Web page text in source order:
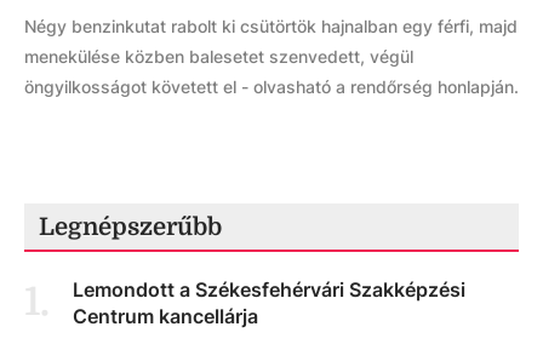
Négy benzinkutat rabolt ki csütörtök hajnalban egy férfi, majd
menekülése közben balesetet szenvedett, végül
öngyilkosságot követett el - olvasható a rendőrség honlapján.
Legnépszerűbb
1.
Lemondott a Székesfehérvári Szakképzési
Centrum kancellárja